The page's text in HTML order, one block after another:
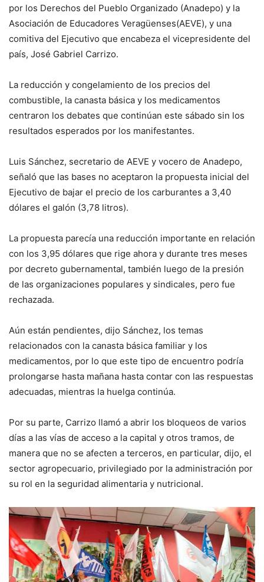
por los Derechos del Pueblo Organizado (Anadepo) y la
Asociación de Educadores Veragüenses(AEVE), y una
comitiva del Ejecutivo que encabeza el vicepresidente del
país, José Gabriel Carrizo.
La reducción y congelamiento de los precios del
combustible, la canasta básica y los medicamentos
centraron los debates que continúan este sábado sin los
resultados esperados por los manifestantes.
Luis Sánchez, secretario de AEVE y vocero de Anadepo,
señaló que las bases no aceptaron la propuesta inicial del
Ejecutivo de bajar el precio de los carburantes a 3,40
dólares el galón (3,78 litros).
La propuesta parecía una reducción importante en relación
con los 3,95 dólares que rige ahora y durante tres meses
por decreto gubernamental, también luego de la presión
de las organizaciones populares y sindicales, pero fue
rechazada.
Aún están pendientes, dijo Sánchez, los temas
relacionados con la canasta básica familiar y los
medicamentos, por lo que este tipo de encuentro podría
prolongarse hasta mañana hasta contar con las respuestas
adecuadas, mientras la huelga continúa.
Por su parte, Carrizo llamó a abrir los bloqueos de varios
días a las vías de acceso a la capital y otros tramos, de
manera que no se afecten a terceros, en particular, dijo, el
sector agropecuario, privilegiado por la administración por
su rol en la seguridad alimentaria y nutricional.